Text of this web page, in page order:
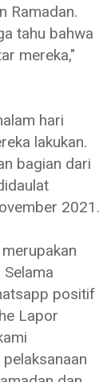
Ramadan.
tahu bahwa
mereka,"
hari
lakukan.
bagian dari
2021.
positif
Lapor